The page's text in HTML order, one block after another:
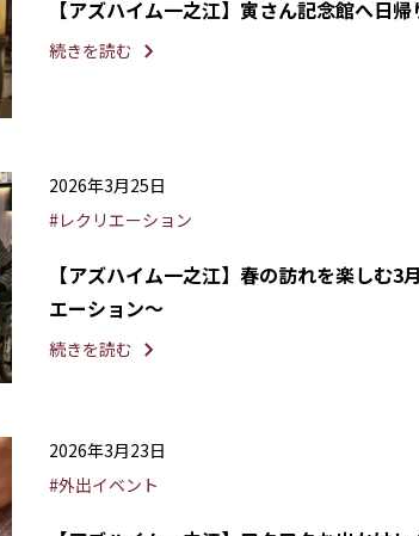
【アズハイム一之江】寅さん記念館へ日
続きを読む
2026年3月25日
#レクリエーション
【アズハイム一之江】春の訪れを楽しむ
エーション～
続きを読む
2026年3月23日
#外出イベント